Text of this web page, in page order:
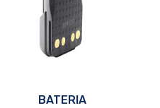
BATERIA